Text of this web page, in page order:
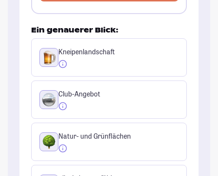
Ein genauerer Blick:
Kneipenlandschaft
Club-Angebot
Natur- und Grünflächen